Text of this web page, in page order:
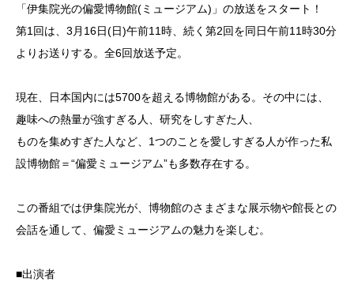
「伊集院光の偏愛博物館(ミュージアム)」の放送をスタート！
第1回は、3月16日(日)午前11時、続く第2回を同日午前11時30分
よりお送りする。全6回放送予定。
現在、日本国内には5700を超える博物館がある。その中には、
趣味への熱量が強すぎる人、研究をしすぎた人、
ものを集めすぎた人など、1つのことを愛しすぎる人が作った私
設博物館＝“偏愛ミュージアム”も多数存在する。
この番組では伊集院光が、博物館のさまざまな展示物や館長との
会話を通して、偏愛ミュージアムの魅力を楽しむ。
■出演者